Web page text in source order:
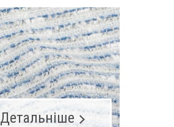
Детальніше